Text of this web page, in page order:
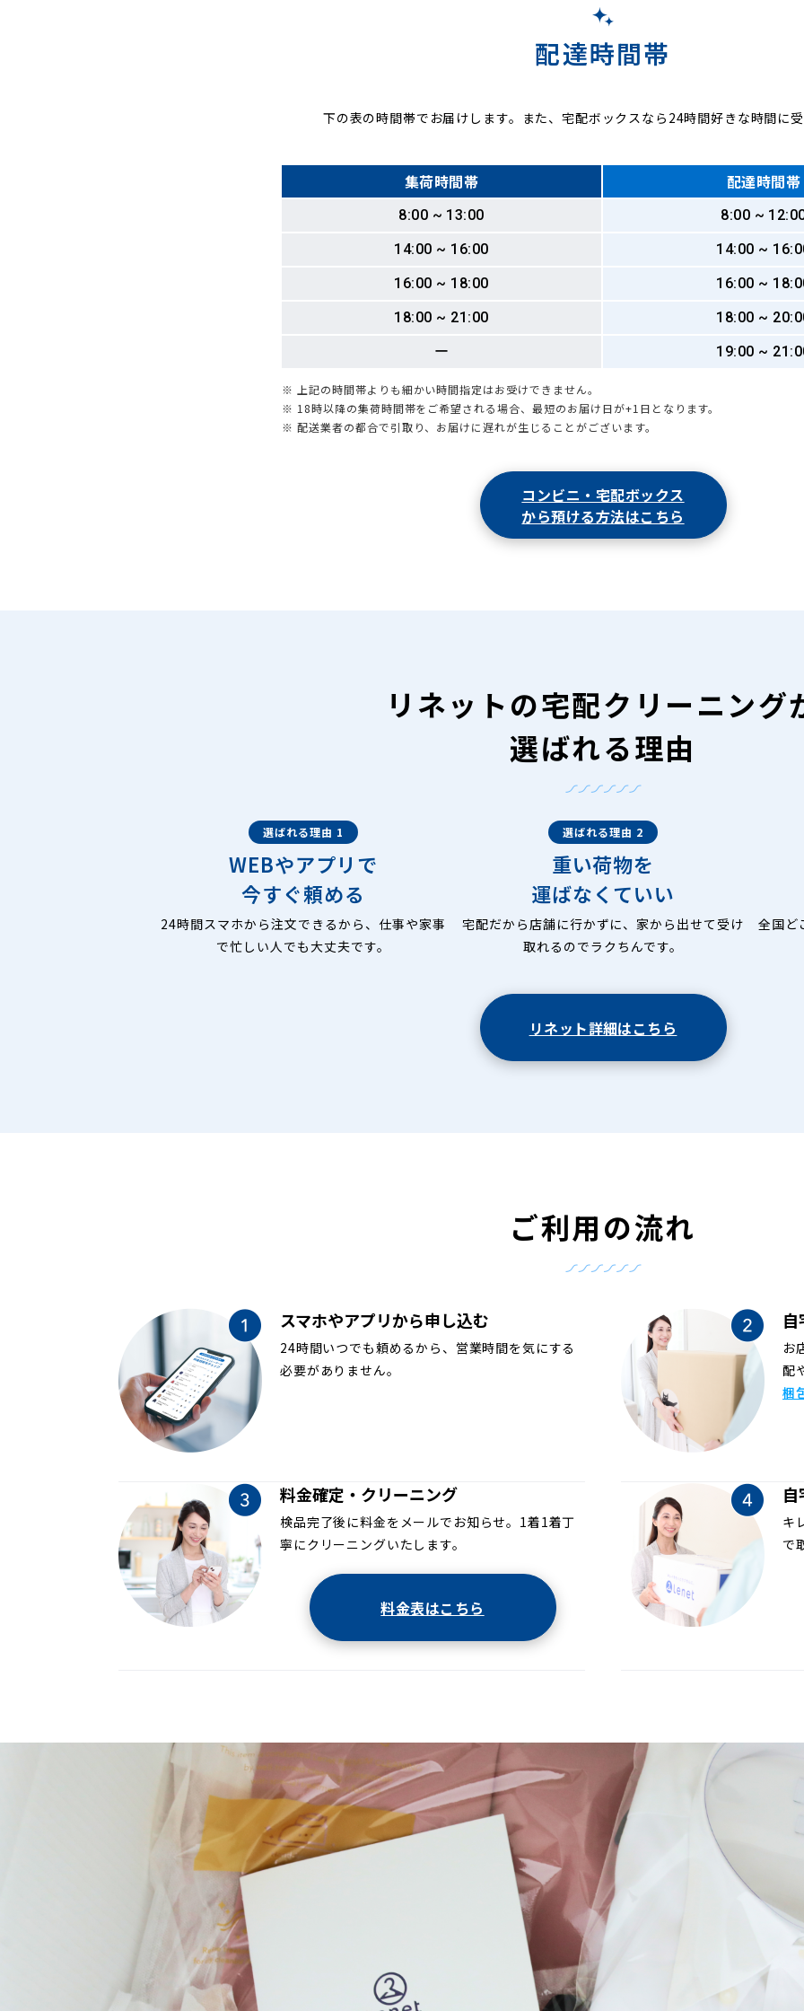
配達時間帯
下の表の時間帯でお届けします。また、宅配ボックスなら24時間好きな時間に
集荷時間帯 配達時間帯
8:00 ~ 13:00
8:00 ~
14:00 ~ 16:00
14:00 ~
16:00 ~ 18:00
16:00 ~
18:00 ~ 21:00
18:00 ~
ー
19:00 ~
※ 上記の時間帯よりも細かい時間指定はお受けできません。
※ 18時以降の集荷時間帯をご希望される場合、最短のお届け日が+1日となります。
※ 配送業者の都合で引取り、お届けに遅れが生じることがございます。
コンビニ・宅配ボックス
から預ける方法はこちら
リネットの宅配クリーニング
選ばれる理由
選ばれる理由 1
WEBやアプリで
今すぐ頼める
24時間スマホから注文できるから、仕事や家事
で忙しい人でも大丈夫です。
選ばれる理由 2
重い荷物を
運ばなくていい
宅配だから店舗に行かずに、家から出せて受け
取れるのでラクちんです。
全国ど
リネット詳細はこちら
ご利用の流れ
スマホやアプリから申し込む
24時間いつでも頼めるから、営業時間を気にする
必要がありません。
お
配
梱
料金確定・クリーニング
検品完了後に料金をメールでお知らせ。1着1着丁
寧にクリーニングいたします。
料金表はこちら
キ
で